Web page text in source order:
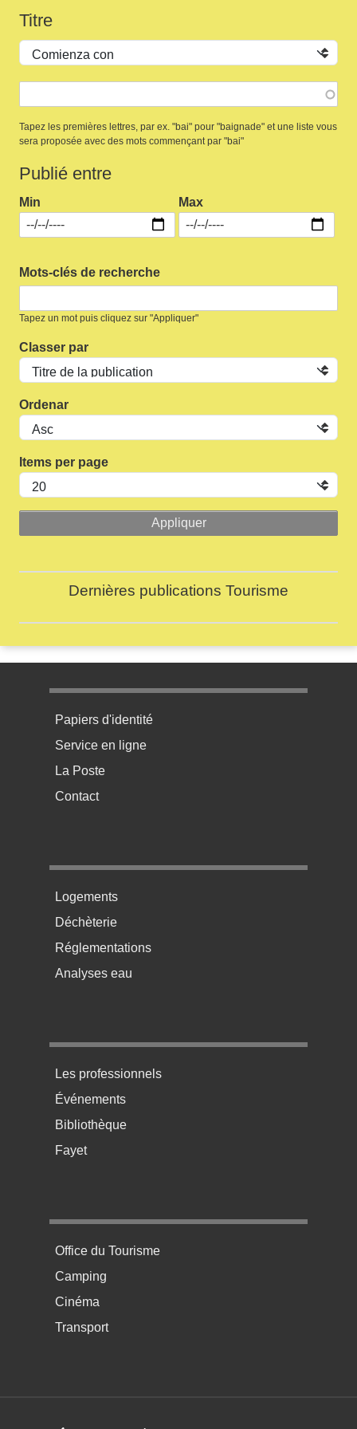
Titre
Operador
Tapez les premières lettres, par ex. "bai" pour "baignade" et une liste vous
sera proposée avec des mots commençant par "bai"
Publié entre
Min Max
Mots-clés de recherche
Tapez un mot puis cliquez sur "Appliquer"
Classer par
Ordenar
Items per page
Dernières publications Tourisme
Menu pratique bas de page 1
Papiers d'identité
Service en ligne
La Poste
Contact
Menu pratique bas de page 2
Logements
Déchèterie
Réglementations
Analyses eau
Menu pratique bas de page 3
Les professionnels
Événements
Bibliothèque
Fayet
Menu pratique bas de page 4
Office du Tourisme
Camping
Cinéma
Transport